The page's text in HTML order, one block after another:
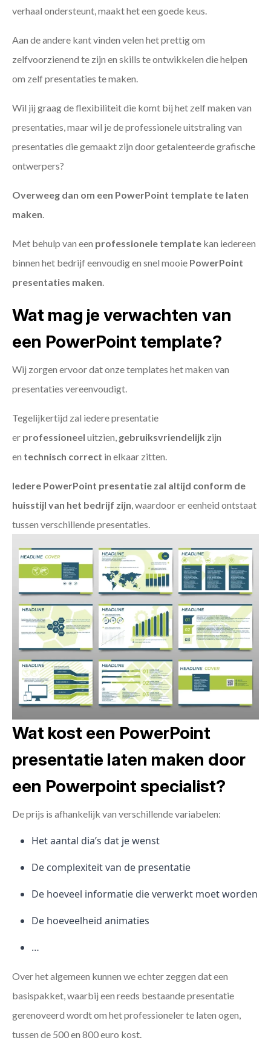
verhaal ondersteunt, maakt het een goede keus.
Aan de andere kant vinden velen het prettig om
zelfvoorzienend te zijn en skills te ontwikkelen die helpen
om zelf presentaties te maken.
Wil jij graag de flexibiliteit die komt bij het zelf maken van
presentaties, maar wil je de professionele uitstraling van
presentaties die gemaakt zijn door getalenteerde grafische
ontwerpers?
Overweeg dan om een PowerPoint template te laten
maken.
Met behulp van een professionele template kan iedereen
binnen het bedrijf eenvoudig en snel mooie PowerPoint
presentaties maken.
Wat mag je verwachten van
een PowerPoint template?
Wij zorgen ervoor dat onze templates het maken van
presentaties vereenvoudigt.
Tegelijkertijd zal iedere presentatie
er professioneel uitzien, gebruiksvriendelijk zijn
en technisch correct in elkaar zitten.
Iedere PowerPoint presentatie zal altijd conform de
huisstijl van het bedrijf zijn, waardoor er eenheid ontstaat
tussen verschillende presentaties.
Wat kost een PowerPoint
presentatie laten maken door
een Powerpoint specialist?
De prijs is afhankelijk van verschillende variabelen:
Het aantal dia’s dat je wenst
De complexiteit van de presentatie
De hoeveel informatie die verwerkt moet worden
De hoeveelheid animaties
…
Over het algemeen kunnen we echter zeggen dat een
basispakket, waarbij een reeds bestaande presentatie
gerenoveerd wordt om het professioneler te laten ogen,
tussen de 500 en 800 euro kost.